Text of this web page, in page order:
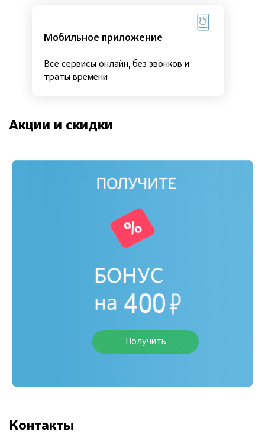
Мобильное приложение
Все сервисы онлайн, без звонков и
траты времени
Акции и скидки
Получить
Контакты